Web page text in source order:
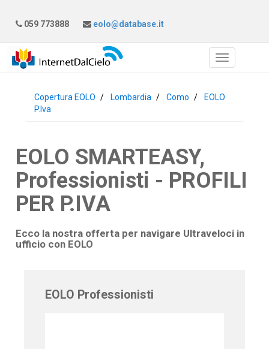
059 773888 eolo@database.it
Copertura EOLO Lombardia Como
EOLO
P.Iva
EOLO SMARTEASY,
Professionisti - PROFILI
PER P.IVA
Ecco la nostra offerta per navigare Ultraveloci in
ufficio con EOLO
EOLO Professionisti